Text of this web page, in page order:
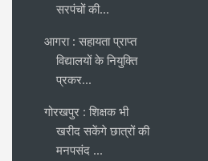
सरपंचों की...
आगरा : सहायता प्राप्त
विद्यालयों के नियुक्ति
प्रकर...
गोरखपुर : शिक्षक भी
खरीद सकेंगे छात्रों की
मनपसंद ...